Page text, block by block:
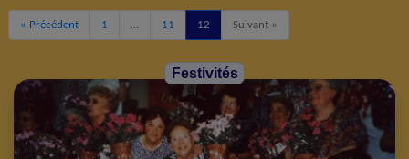
« Précédent 1 … 11 12 Suivant »
Festivités